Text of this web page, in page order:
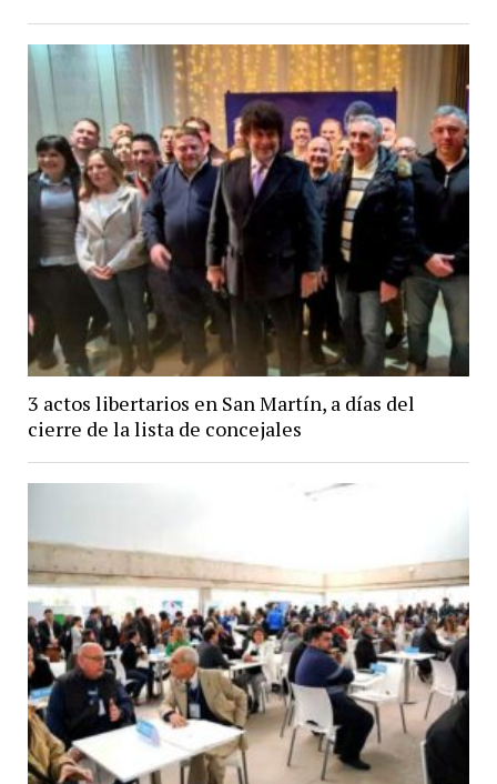
3 actos libertarios en San Martín, a días del
cierre de la lista de concejales